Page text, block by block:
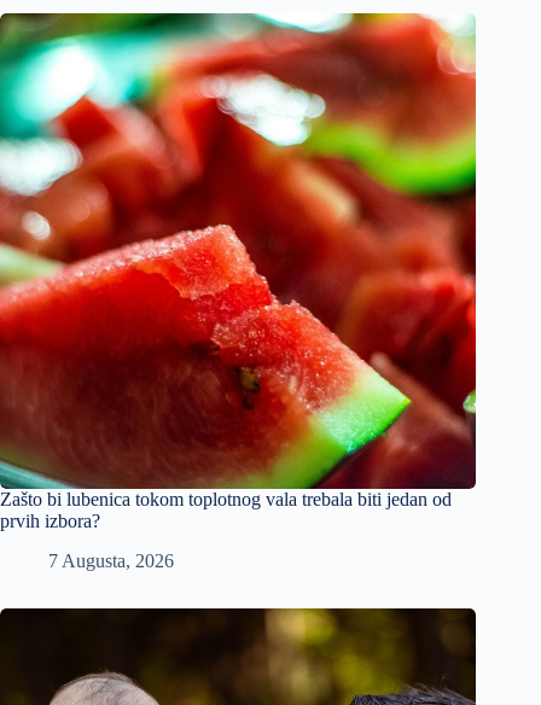
Zašto bi lubenica tokom toplotnog vala trebala biti jedan od
prvih izbora?
7 Augusta, 2026